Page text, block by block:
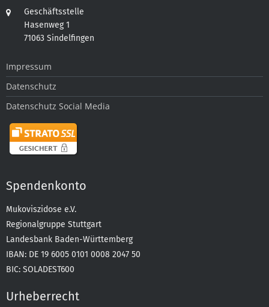
Geschäftsstelle
Hasenweg 1
71063 Sindelfingen
Impressum
Datenschutz
Datenschutz Social Media
Spendenkonto
Mukoviszidose e.V.
Regionalgruppe Stuttgart
Landesbank Baden-Württemberg
IBAN: DE 19 6005 0101 0008 2047 50
BIC: SOLADEST600
Urheberrecht